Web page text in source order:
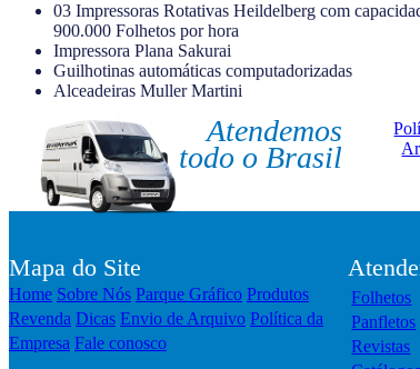
03 Impressoras Rotativas Heildelberg com
900.000 Folhetos por hora
Impressora Plana Sakurai
Guilhotinas automáticas computadorizadas
Alceadeiras Muller Martini
Atendemos
todo o Brasil
Mapa do Site
Home Sobre Nós Parque Gráfico Produtos
Revenda Dicas Envio de Arquivo Política da
Empresa Fale conosco
Folhetos
Panfletos
Revistas